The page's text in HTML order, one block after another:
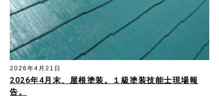
2026年4月末、屋根塗装。１級塗装技能士現場報
告。
2026年4月21日